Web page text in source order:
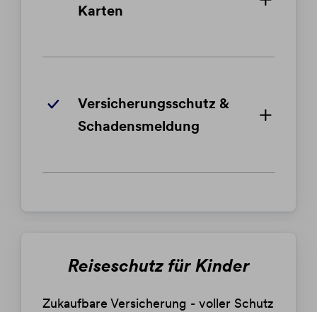
Karten
Versicherungsschutz &
Schadensmeldung
Reiseschutz für Kinder
Zukaufbare Versicherung - voller Schutz